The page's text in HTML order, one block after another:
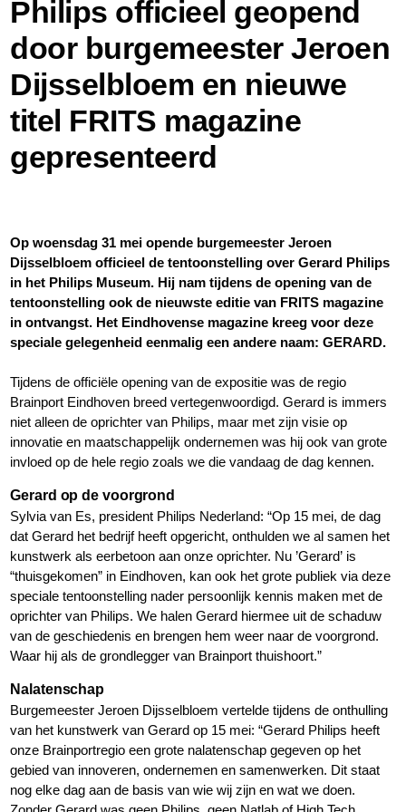
Philips officieel geopend
door burgemeester Jeroen
Dijsselbloem en nieuwe
titel FRITS magazine
gepresenteerd
Op woensdag 31 mei opende burgemeester Jeroen
Dijsselbloem officieel de tentoonstelling over Gerard Philips
in het Philips Museum. Hij nam tijdens de opening van de
tentoonstelling ook de nieuwste editie van FRITS magazine
in ontvangst. Het Eindhovense magazine kreeg voor deze
speciale gelegenheid eenmalig een andere naam: GERARD.
Tijdens de officiële opening van de expositie was de regio
Brainport Eindhoven breed vertegenwoordigd. Gerard is immers
niet alleen de oprichter van Philips, maar met zijn visie op
innovatie en maatschappelijk ondernemen was hij ook van grote
invloed op de hele regio zoals we die vandaag de dag kennen.
Gerard op de voorgrond
Sylvia van Es, president Philips Nederland: “Op 15 mei, de dag
dat Gerard het bedrijf heeft opgericht, onthulden we al samen het
kunstwerk als eerbetoon aan onze oprichter. Nu ’Gerard’ is
“thuisgekomen” in Eindhoven, kan ook het grote publiek via deze
speciale tentoonstelling nader persoonlijk kennis maken met de
oprichter van Philips. We halen Gerard hiermee uit de schaduw
van de geschiedenis en brengen hem weer naar de voorgrond.
Waar hij als de grondlegger van Brainport thuishoort.”
Nalatenschap
Burgemeester Jeroen Dijsselbloem vertelde tijdens de onthulling
van het kunstwerk van Gerard op 15 mei: “Gerard Philips heeft
onze Brainportregio een grote nalatenschap gegeven op het
gebied van innoveren, ondernemen en samenwerken. Dit staat
nog elke dag aan de basis van wie wij zijn en wat we doen.